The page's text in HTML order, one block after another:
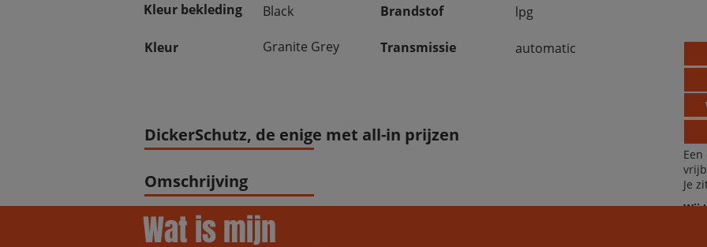
Kleur bekleding
Kleur
Black Brandstof
Transmissie
lpg
automatic
Granite Grey
DickerSchutz, de enige met all-in prijzen
Je
Wij
Omschrijving
Wat is mijn